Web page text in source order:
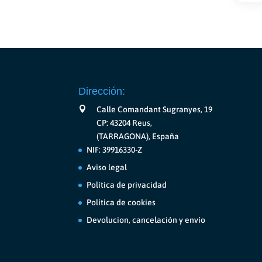
página
Dirección:
Calle Comandant Sugranyes, 19
CP: 43204 Reus,
(TARRAGONA), España
NIF: 39916330-Z
Aviso legal
Política de privacidad
Política de cookies
Devolucion, cancelación y envío